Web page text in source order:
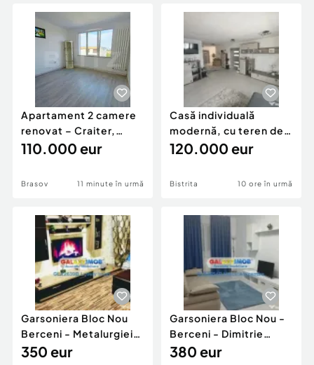
Animale de companie
Afaceri și echipamente profesionale
Inchiriere Bunuri si Vehicule
Utilaje agricole si industriale
Piese auto si accesorii
Dacia Duster
Apartament 2 camere
renovat – Craiter,
Brașov | 55 mp | E
110.000 eur
Brasov 11 minute în urmă
Casă individuală
modernă, cu teren de
1.356 mp – la doa
120.000 eur
Bistrita 10 ore în urmă
Garsoniera Bloc Nou
Berceni - Metalurgiei
Park - Postalionul
350 eur
Garsoniera Bloc Nou -
Berceni - Dimitrie
Leonida
380 eur